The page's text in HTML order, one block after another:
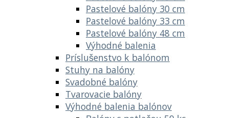
Pastelové balóny 30 cm
Pastelové balóny 33 cm
Pastelové balóny 48 cm
Výhodné balenia
Príslušenstvo k balónom
Stuhy na balóny
Svadobné balóny
Tvarovacie balóny
Výhodné balenia balónov